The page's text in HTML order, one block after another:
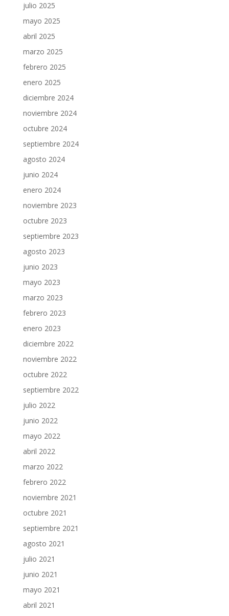
julio 2025
mayo 2025
abril 2025
marzo 2025
febrero 2025
enero 2025
diciembre 2024
noviembre 2024
octubre 2024
septiembre 2024
agosto 2024
junio 2024
enero 2024
noviembre 2023
octubre 2023
septiembre 2023
agosto 2023
junio 2023
mayo 2023
marzo 2023
febrero 2023
enero 2023
diciembre 2022
noviembre 2022
octubre 2022
septiembre 2022
julio 2022
junio 2022
mayo 2022
abril 2022
marzo 2022
febrero 2022
noviembre 2021
octubre 2021
septiembre 2021
agosto 2021
julio 2021
junio 2021
mayo 2021
abril 2021